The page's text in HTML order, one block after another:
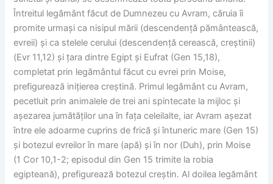
Întreitul legământ făcut de Dumnezeu cu Avram, căruia îi
promite urmași ca nisipul mării (descendență pământească,
evreii) și ca stelele cerului (descendență cerească, creștinii)
(Evr 11,12) și țara dintre Egipt și Eufrat (Gen 15,18),
completat prin legământul făcut cu evrei prin Moise,
prefigurează inițierea creștină. Primul legământ cu Avram,
pecetluit prin animalele de trei ani spintecate la mijloc și
așezarea jumătăților una în fața celeilalte, iar Avram așezat
între ele adoarme cuprins de frică și întuneric mare (Gen 15)
și botezul evreilor în mare (apă) și în nor (Duh), prin Moise
(1 Cor 10,1-2; episodul din Gen 15 trimite la robia
egipteană), prefigurează botezul creștin. Al doilea legământ